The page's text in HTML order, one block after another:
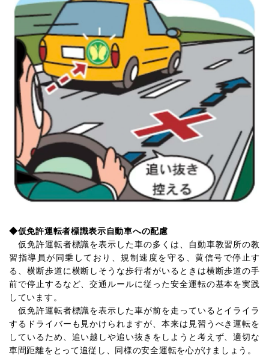
◆仮免許運転者標識表示自動車への配慮
仮免許運転者標識を表示した車の多くは、自動車教習所の教
習指導員が同乗しており、規制速度を守る、黄信号で停止す
る、横断歩道に横断しそうな歩行者がいるときは横断歩道の手
前で停止するなど、交通ルールに従った安全運転の基本を実践
しています。
仮免許運転者標識を表示した車が前を走っているとイライラ
するドライバーも見かけられますが、本来は見習うべき運転を
しているため、追い越しや追い抜きをしようと考えず、適切な
車間距離をとって追従し、同様の安全運転を心がけましょう。